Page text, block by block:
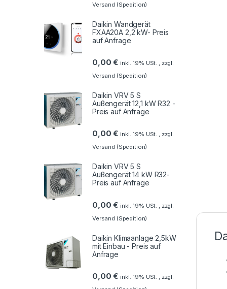
Versand (Spedition)
Daikin Wandgerät
FXAA20A 2,2 kW- Preis
auf Anfrage
0,00€ inkl. 19% USt. , zzgl.
Versand (Spedition)
Daikin VRV 5 S
Außengerät 12,1 kW R32 -
Preis auf Anfrage
0,00€ inkl. 19% USt. , zzgl.
Versand (Spedition)
Daikin VRV 5 S
Außengerät 14 kW R32-
Preis auf Anfrage
0,00€ inkl. 19% USt. , zzgl.
Versand (Spedition)
Daikin Klimaanlage 2,5kW
mit Einbau - Preis auf
Anfrage
0,00€ inkl. 19% USt. , zzgl.